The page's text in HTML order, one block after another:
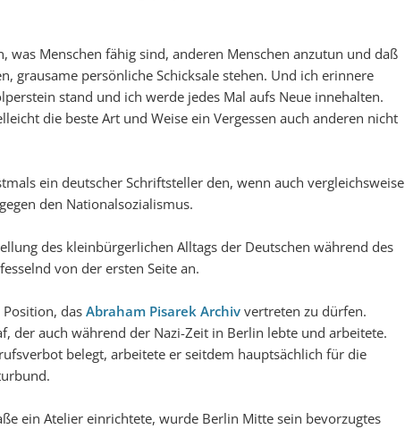
Menschen fähig sind, anderen Menschen anzutun und daß
grausame persönliche Schicksale stehen. Und ich erinnere
stand und ich werde jedes Mal aufs Neue innehalten.
die beste Art und Weise ein Vergessen auch anderen nicht
ein deutscher Schriftsteller den, wenn auch vergleichsweise
den Nationalsozialismus.
des kleinbürgerlichen Alltags der Deutschen während des
von der ersten Seite an.
das Abraham Pisarek Archiv vertreten zu dürfen.
der auch während der Nazi-Zeit in Berlin lebte und arbeitete.
belegt, arbeitete er seitdem hauptsächlich für die
ein Atelier einrichtete, wurde Berlin Mitte sein bevorzugtes